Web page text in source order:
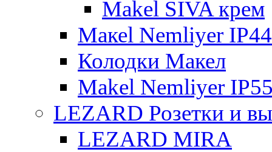
Makel SIVA крем
Макеl Nemliyer IP44
Колодки Макел
Makel Nemliyer
LEZARD Розетки и
LEZARD MIRA